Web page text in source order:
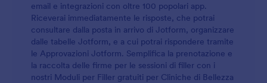
email e integrazioni con oltre 100 popolari app.
Riceverai immediatamente le risposte, che potrai
consultare dalla posta in arrivo di Jotform, organizzare
dalle tabelle Jotform, e a cui potrai rispondere tramite
le Approvazioni Jotform. Semplifica la prenotazione e
la raccolta delle firme per le sessioni di filler con i
nostri Moduli per Filler gratuiti per Cliniche di Bellezza